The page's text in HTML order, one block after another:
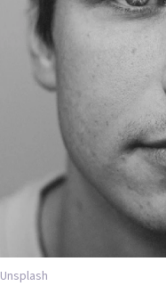
Unsplash